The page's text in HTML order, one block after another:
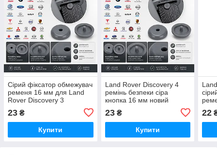
Сірий фіксатор обмежувач
ременя 16 мм для Land
Rover Discovery 3
23 ₴
Купити
Land Rover Discovery 4
ремінь безпеки сіра
кнопка 16 мм новий
23₴
Купити
22